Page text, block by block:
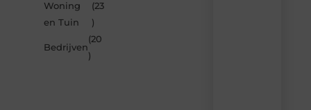
Woning
en Tuin
(23
)
Bedrijven
(20
)